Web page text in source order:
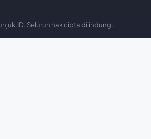
Seluruh hak cipta dilindungi.